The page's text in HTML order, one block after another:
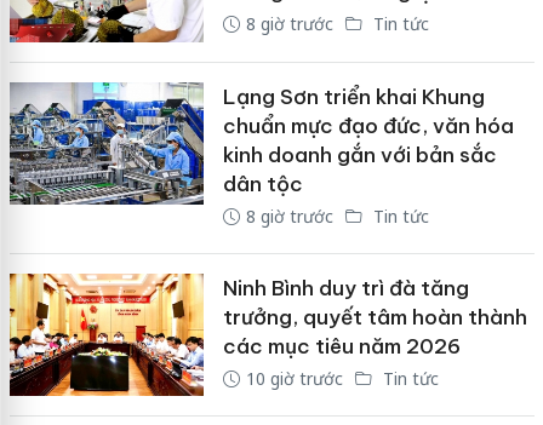
8 giờ trước Tin tức
Lạng Sơn triển khai Khung
chuẩn mực đạo đức, văn hóa
kinh doanh gắn với bản sắc
dân tộc
8 giờ trước Tin tức
Ninh Bình duy trì đà tăng
trưởng, quyết tâm hoàn thành
các mục tiêu năm 2026
10 giờ trước Tin tức